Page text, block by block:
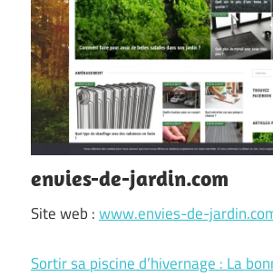
envies-de-jardin.com
Site web :www.envies-de-
Sortir sa piscine d’hivernage : La